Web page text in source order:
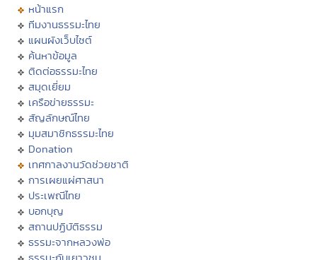
หน้าแรก
ทีมงานธรรมะไทย
แผนผังเว็บไซต์
ค้นหาข้อมูล
ติดต่อธรรมะไทย
สมุดเยี่ยม
เครือข่ายธรรมะ
สัญลักษณ์ไทย
มุมสมาชิกธรรมะไทย
Donation
เทศกาลงานวัดช่วยชาติ
การเผยแผ่ศาสนา
ประเพณีไทย
บอกบุญ
สถานปฏิบัติธรรม
ธรรมะจากหลวงพ่อ